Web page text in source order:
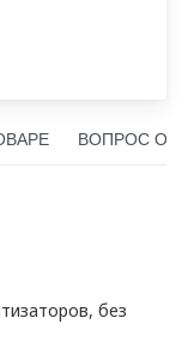
ВОПРОС О
без